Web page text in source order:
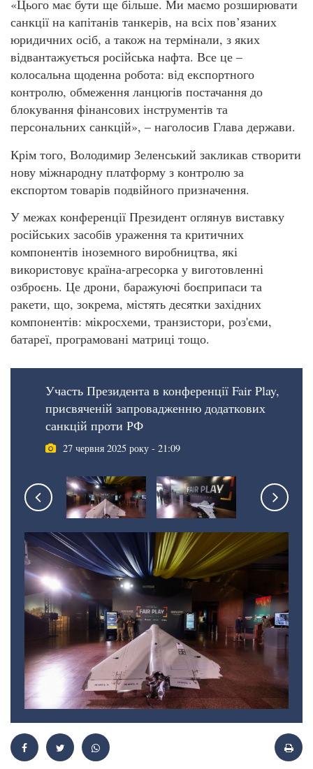
«Цього має бути ще більше. Ми маємо розширювати
санкції на капітанів танкерів, на всіх пов’язаних
юридичних осіб, а також на термінали, з яких
відвантажується російська нафта. Все це –
колосальна щоденна робота: від експортного
контролю, обмеження ланцюгів постачання до
блокування фінансових інструментів та
персональних санкцій», – наголосив Глава держави.
Крім того, Володимир Зеленський закликав створити
нову міжнародну платформу з контролю за
експортом товарів подвійного призначення.
У межах конференції Президент оглянув виставку
російських засобів ураження та критичних
компонентів іноземного виробництва, які
використовує країна-агресорка у виготовленні
озброєнь. Це дрони, баражуючі боєприпаси та
ракети, що, зокрема, містять десятки західних
компонентів: мікросхеми, транзистори, роз'єми,
батареї, програмовані матриці тощо.
Участь Президента в конференції Fair Play,
присвяченій запровадженню додаткових
санкцій проти РФ
27 червня 2025 року - 21:09